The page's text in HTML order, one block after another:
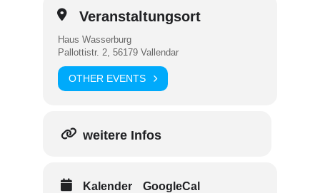
Veranstaltungsort
Haus Wasserburg
Pallottistr. 2, 56179 Vallendar
OTHER EVENTS
weitere Infos
Kalender GoogleCal